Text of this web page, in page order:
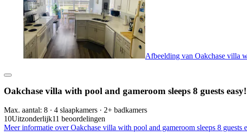
Afbeelding van Oakchase villa
Oakchase villa with pool and gameroom sleeps 8 guests easy!
Max. aantal: 8 · 4 slaapkamers · 2+ badkamers
10Uitzonderlijk11 beoordelingen
Meer informatie over Oakchase villa with pool and gameroom sleeps 8 guests